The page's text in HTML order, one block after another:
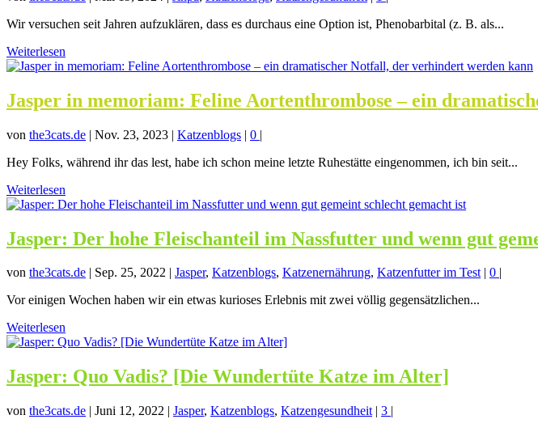
Wir versuchen seit Jahren aufzuklären, dass es durchaus eine Option ist, Phenobarbital (z. B. als...
Weiterlesen
Jasper in memoriam: Feline Aortenthrombose – ein
von the3cats.de | Nov. 23, 2023 | Katzenblogs | 0 |
Hey Folks, während ihr das lest, habe ich schon meine letzte Ruhestätte eingenommen, ich bin seit...
Weiterlesen
Jasper: Der hohe Fleischanteil im Nassfutter und wenn gut
von the3cats.de | Sep. 25, 2022 | Jasper, Katzenblogs, Katzenernährung, Katzenfutter im Test| 0 |
Vor einigen Wochen haben wir ein etwas kurioses Erlebnis mit zwei völlig gegensätzlichen...
Weiterlesen
Jasper: Quo Vadis? [Die Wundertüte Katze im Alter]
von the3cats.de | Juni 12, 2022 | Jasper, Katzenblogs, Katzengesundheit | 3 |